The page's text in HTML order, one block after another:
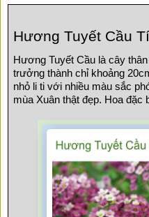
Hương Tuyết Cầu
Hương Tuyết Cầu là cây
trưởng thành chỉ khoảng
nhỏ li ti với nhiều màu sắc
mùa Xuân thật đẹp. Hoa